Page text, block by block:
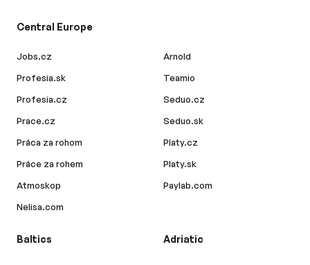
Central Europe
Jobs.cz
Profesia.sk
Profesia.cz
Prace.cz
Práca za rohom
Práce za rohem
Atmoskop
Nelisa.com
Arnold
Teamio
Seduo.cz
Seduo.sk
Platy.cz
Platy.sk
Paylab.com
Baltics Adriatic